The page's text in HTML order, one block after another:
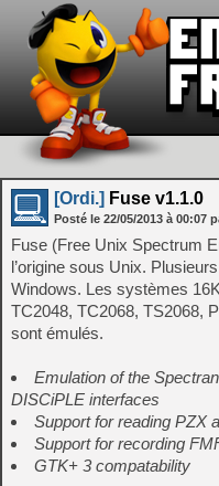
[Ordi.] Fuse v1.1.0
Posté le 22/05/2013 à 00:07
Fuse (Free Unix Spectrum
l’origine sous Unix.
Windows. Les systèmes
TC2048, TC2068, TS2068,
sont émulés.
Emulation of the
DISCiPLE interfaces
Support for reading PZX
Support for recording
GTK+ 3 compatability